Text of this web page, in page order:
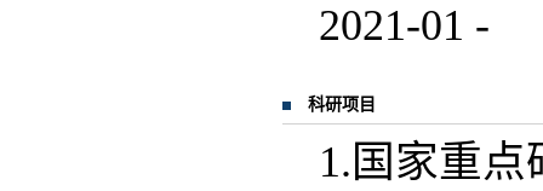
2021-01 -
科研项目
1.国家重点